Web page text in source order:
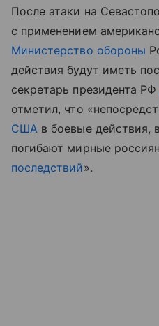
После атаки на
с применением
Министерство обороны
действия будут иметь
секретарь президента РФ
отметил, что «
США в боевые действия,
погибают мирные
последствий».